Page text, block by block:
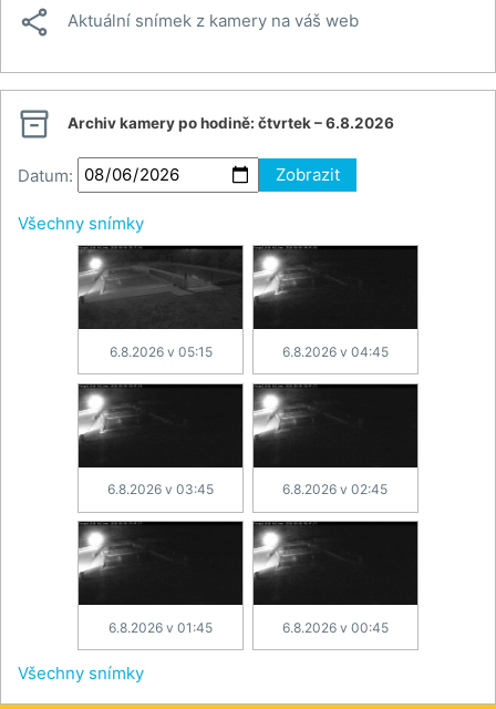
 Aktuální snímek z kamery na váš web
 Archiv kamery po hodině: čtvrtek – 6.8.2026
Datum: Zobrazit
Všechny snímky
6.8.2026 v 05:15 6.8.2026 v 04:45
6.8.2026 v 03:45 6.8.2026 v 02:45
6.8.2026 v 01:45 6.8.2026 v 00:45
Všechny snímky